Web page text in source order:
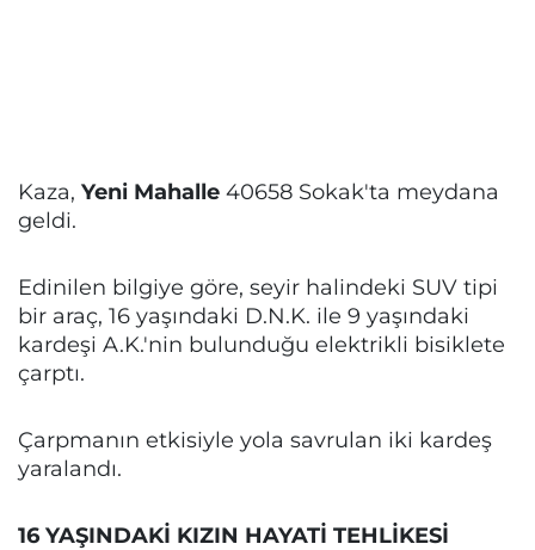
Kaza, Yeni Mahalle 40658 Sokak'ta meydana
geldi.
Edinilen bilgiye göre, seyir halindeki SUV tipi
bir araç, 16 yaşındaki D.N.K. ile 9 yaşındaki
kardeşi A.K.'nin bulunduğu elektrikli bisiklete
çarptı.
Çarpmanın etkisiyle yola savrulan iki kardeş
yaralandı.
16 YAŞINDAKİ KIZIN HAYATİ TEHLİKESİ